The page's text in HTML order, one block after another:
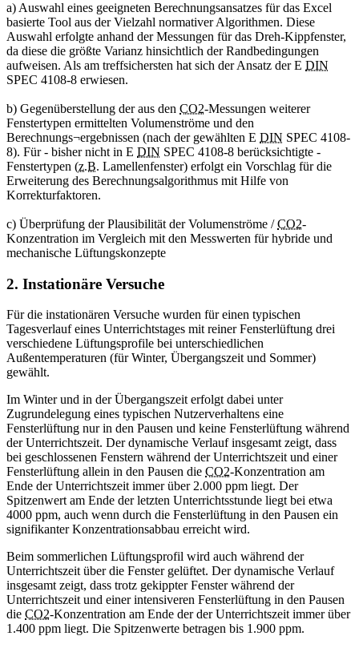
a) Auswahl eines geeigneten Berechnungsansatzes für das Excel
basierte Tool aus der Vielzahl normativer Algorithmen. Diese
Auswahl erfolgte anhand der Messungen für das Dreh-Kippfenster,
da diese die größte Varianz hinsichtlich der Randbedingungen
aufweisen. Als am treffsichersten hat sich der Ansatz der E DIN
SPEC 4108-8 erwiesen.
b) Gegenüberstellung der aus den CO2-Messungen weiterer
Fenstertypen ermittelten Volumenströme und den
Berechnungs¬ergebnissen (nach der gewählten E DIN SPEC 4108-
8). Für - bisher nicht in E DIN SPEC 4108-8 berücksichtigte -
Fenstertypen (z.B. Lamellenfenster) erfolgt ein Vorschlag für die
Erweiterung des Berechnungsalgorithmus mit Hilfe von
Korrekturfaktoren.
c) Überprüfung der Plausibilität der Volumenströme /CO2-
Konzentration im Vergleich mit den Messwerten für hybride und
mechanische Lüftungskonzepte
2. Instationäre Versuche
Für die instationären Versuche wurden für einen typischen
Tagesverlauf eines Unterrichtstages mit reiner Fensterlüftung drei
verschiedene Lüftungsprofile bei unterschiedlichen
Außentemperaturen (für Winter, Übergangszeit und Sommer)
gewählt.
Im Winter und in der Übergangszeit erfolgt dabei unter
Zugrundelegung eines typischen Nutzerverhaltens eine
Fensterlüftung nur in den Pausen und keine Fensterlüftung während
der Unterrichtszeit. Der dynamische Verlauf insgesamt zeigt, dass
bei geschlossenen Fenstern während der Unterrichtszeit und einer
Fensterlüftung allein in den Pausen die CO2-Konzentration am
Ende der Unterrichtszeit immer über 2.000 ppm liegt. Der
Spitzenwert am Ende der letzten Unterrichtsstunde liegt bei etwa
4000 ppm, auch wenn durch die Fensterlüftung in den Pausen ein
signifikanter Konzentrationsabbau erreicht wird.
Beim sommerlichen Lüftungsprofil wird auch während der
Unterrichtszeit über die Fenster gelüftet. Der dynamische Verlauf
insgesamt zeigt, dass trotz gekippter Fenster während der
Unterrichtszeit und einer intensiveren Fensterlüftung in den Pausen
die CO2-Konzentration am Ende der der Unterrichtszeit immer über
1.400 ppm liegt. Die Spitzenwerte betragen bis 1.900 ppm.